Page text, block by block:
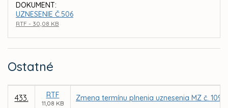
DOKUMENT:
UZNESENIE Č.506
RTF - 30,08 KB
Ostatné
433. RTF
11,08 KB
Zmena termínu plnenia uznesenia MZ č.